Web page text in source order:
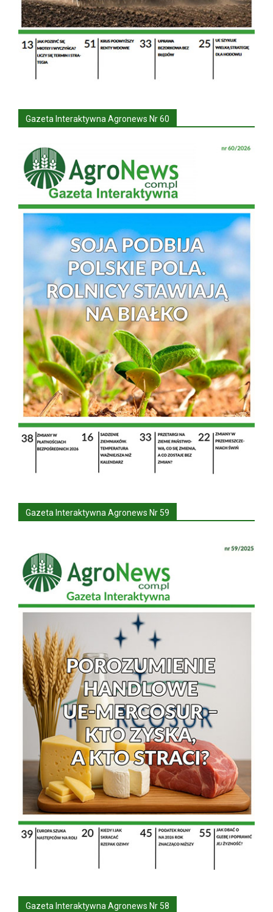
Gazeta Interaktywna Agronews Nr 60
Gazeta Interaktywna Agronews Nr 59
Gazeta Interaktywna Agronews Nr 58